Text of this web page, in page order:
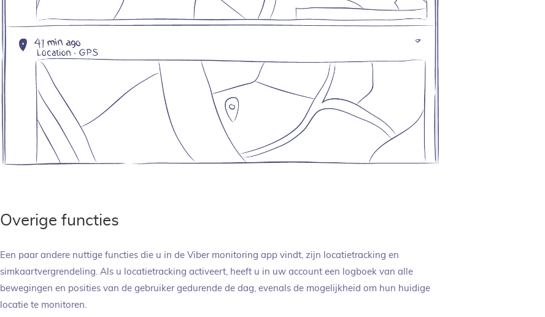
Overige functies
Een paar andere nuttige functies die u in de Viber monitoring app vindt, zijn locatietracking en
simkaartvergrendeling. Als u locatietracking activeert, heeft u in uw account een logboek van alle
bewegingen en posities van de gebruiker gedurende de dag, evenals de mogelijkheid om hun huidige
locatie te monitoren.